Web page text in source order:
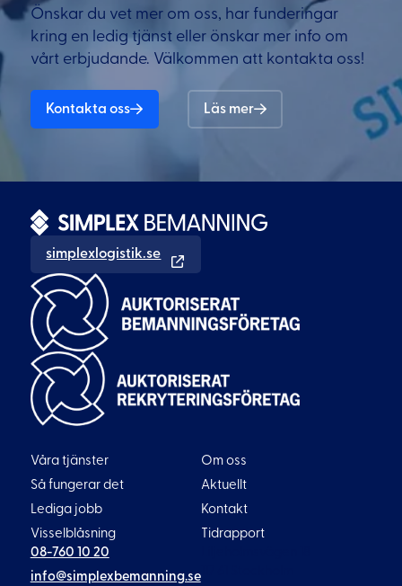
Önskar du vet mer om oss, har funderingar
kring en ledig tjänst eller önskar mer info om
vårt erbjudande. Välkommen att kontakta oss!
Kontakta oss Läs mer
simplexlogistik.se
08-760 10 20
info@simplexbemanning.se
Våra tjänster
Så fungerar det
Lediga jobb
Visselblåsning
Om oss
Aktuellt
Kontakt
Tidrapport